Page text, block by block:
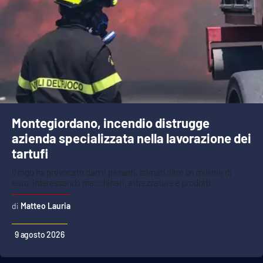
Android
Apple
Montegiordano, incendio distrugge
azienda specializzata nella lavorazione dei
tartufi
Il rogo ha provocato danni pesanti, stimati oltre un milione di
euro, interessando macchinari, attrezzature e prodotti
Matteo Lauria
9 agosto 2026